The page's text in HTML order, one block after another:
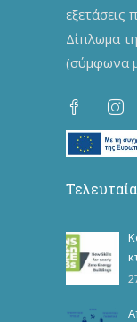
εξετάσεις
Δίπλωμα
(σύμφωνα